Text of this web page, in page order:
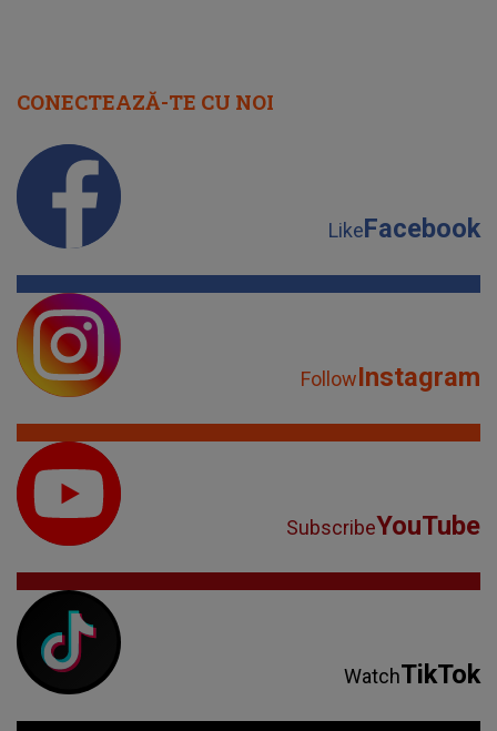
CONECTEAZĂ-TE CU NOI
LikeFacebook
FollowInstagram
SubscribeYouTube
WatchTikTok